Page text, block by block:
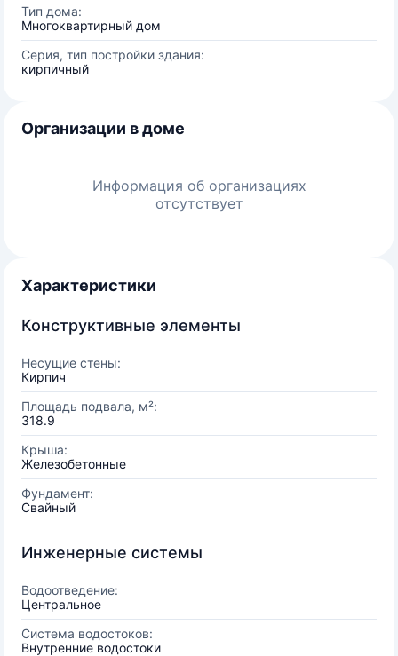
Тип дома:
Многоквартирный дом
Серия, тип постройки здания:
кирпичный
Организации в доме
Информация об организациях
отсутствует
Характеристики
Конструктивные элементы
Несущие стены:
Кирпич
Площадь подвала, м²:
318.9
Крыша:
Железобетонные
Фундамент:
Свайный
Инженерные системы
Водоотведение:
Центральное
Система водостоков:
Внутренние водостоки